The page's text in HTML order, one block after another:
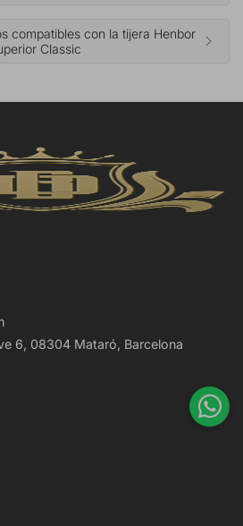
compatibles con la tijera Henbor
Classic
6, 08304 Mataró, Barcelona